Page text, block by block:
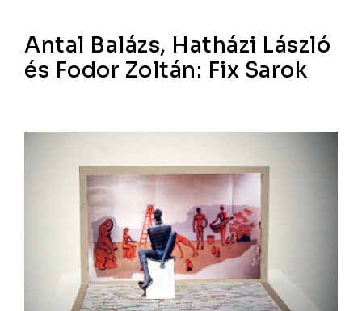
Antal Balázs, Hatházi László
és Fodor Zoltán: Fix Sarok